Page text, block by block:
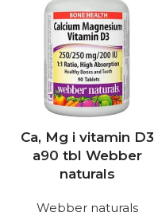
Ca, Mg i vitamin D3
a90 tbl Webber
naturals
Webber naturals